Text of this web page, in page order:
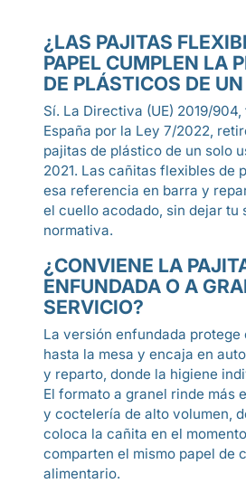
¿LAS PAJITAS
PAPEL CUMPLEN LA
DE PLÁSTICOS DE
Sí. La Directiva (UE) 2019/
España por la Ley 7/2022,
pajitas de plástico de un solo
2021. Las cañitas flexibles de
esa referencia en barra y
el cuello acodado, sin dejar tu
normativa.
¿CONVIENE LA
ENFUNDADA O A
SERVICIO?
La versión enfundada protege
hasta la mesa y encaja en
y reparto, donde la higiene
El formato a granel rinde más
y coctelería de alto volumen,
coloca la cañita en el
comparten el mismo papel de
alimentario.